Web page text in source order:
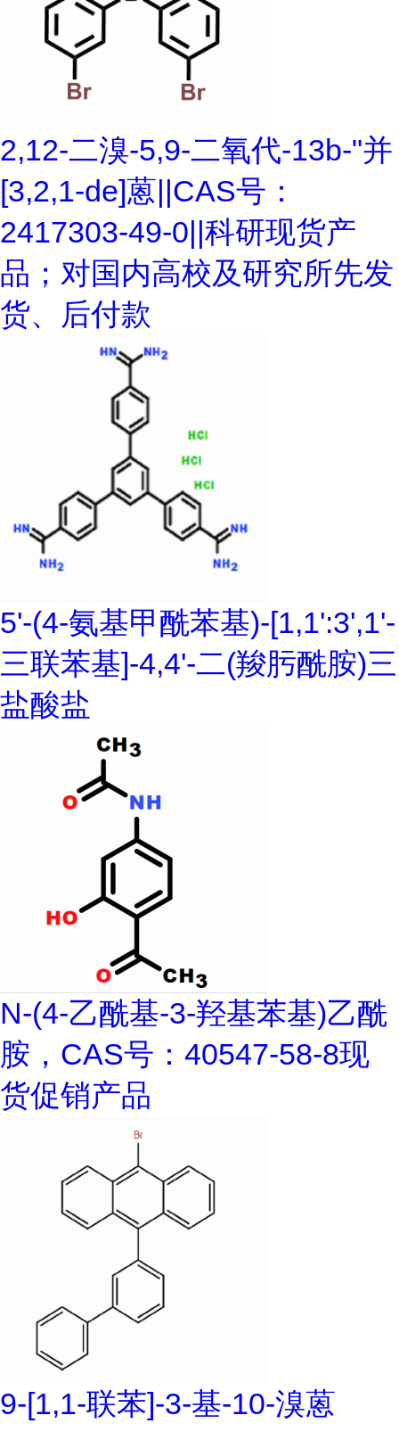
2,12-二溴-5,9-二氧代-13b-"并
[3,2,1-de]蒽||CAS号：
2417303-49-0||科研现货产
品；对国内高校及研究所先发
货、后付款
5'-(4-氨基甲酰苯基)-[1,1':3',1'-
三联苯基]-4,4'-二(羧肟酰胺)三
盐酸盐
N-(4-乙酰基-3-羟基苯基)乙酰
胺，CAS号：40547-58-8现
货促销产品
9-[1,1-联苯]-3-基-10-溴蒽